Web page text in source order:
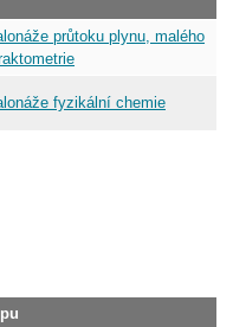
průtoku plynu, malého
fyzikální chemie